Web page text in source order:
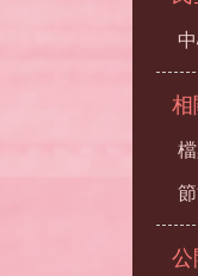
相
公